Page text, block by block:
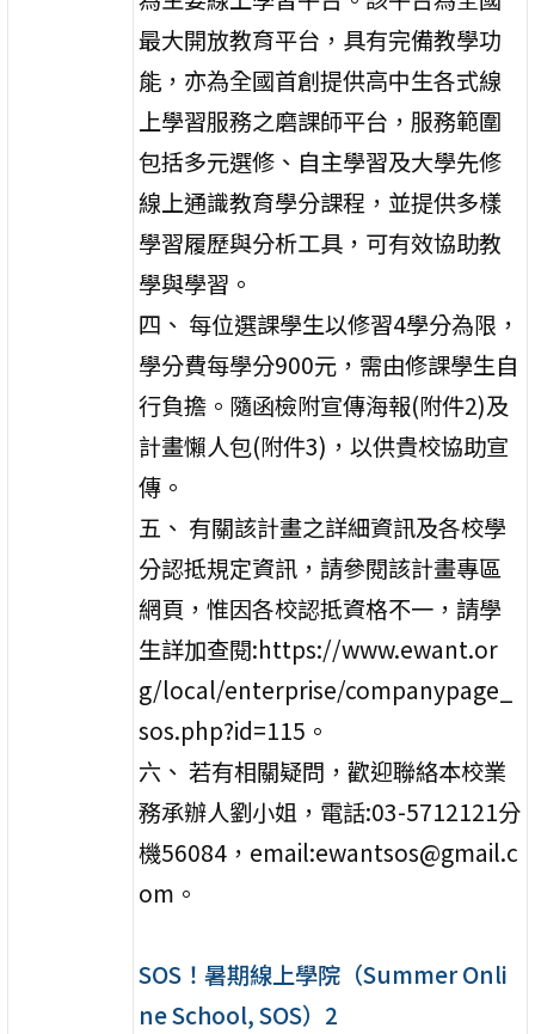
最大開放教育平台，具有完備教學功
能，亦為全國首創提供高中生各式線
上學習服務之磨課師平台，服務範圍
包括多元選修、自主學習及大學先修
線上通識教育學分課程，並提供多樣
學習履歷與分析工具，可有效協助教
學與學習。
四、 每位選課學生以修習4學分為限，
學分費每學分900元，需由修課學生自
行負擔。隨函檢附宣傳海報(附件2)及
計畫懶人包(附件3)，以供貴校協助宣
傳。
五、 有關該計畫之詳細資訊及各校學
分認抵規定資訊，請參閱該計畫專區
網頁，惟因各校認抵資格不一，請學
生詳加查閱:https://www.ewant.or
g/local/enterprise/companypage_
sos.php?id=115。
六、 若有相關疑問，歡迎聯絡本校業
務承辦人劉小姐，電話:03-5712121分
機56084，email:ewantsos@gmail.c
om。
SOS！暑期線上學院（Summer Onli
ne School, SOS）2